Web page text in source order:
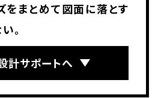
まとめて図面に落とす
。
計サポートへ